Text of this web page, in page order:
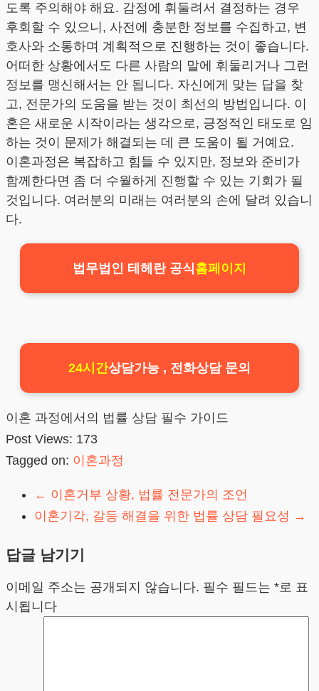
도록 주의해야 해요. 감정에 휘둘려서 결정하는 경우
후회할 수 있으니, 사전에 충분한 정보를 수집하고, 변
호사와 소통하며 계획적으로 진행하는 것이 좋습니다.
어떠한 상황에서도 다른 사람의 말에 휘둘리거나 그런
정보를 맹신해서는 안 됩니다. 자신에게 맞는 답을 찾
고, 전문가의 도움을 받는 것이 최선의 방법입니다. 이
혼은 새로운 시작이라는 생각으로, 긍정적인 태도로 임
하는 것이 문제가 해결되는 데 큰 도움이 될 거예요.
이혼과정은 복잡하고 힘들 수 있지만, 정보와 준비가
함께한다면 좀 더 수월하게 진행할 수 있는 기회가 될
것입니다. 여러분의 미래는 여러분의 손에 달려 있습니
다.
법무법인 테헤란 공식홈페이지
24시간상담가능 , 전화상담 문의
이혼 과정에서의 법률 상담 필수 가이드
Post Views: 173
Tagged on: 이혼과정
← 이혼거부 상황, 법률 전문가의 조언
이혼기각, 갈등 해결을 위한 법률 상담 필요성 →
답글 남기기
이메일 주소는 공개되지 않습니다. 필수 필드는 *로 표
시됩니다